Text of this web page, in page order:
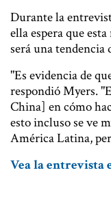
Durante la
ella espera que
será una tendencia
"Es evidencia de
respondió Myers.
China] en cómo
esto incluso se ve
América Latina,
Vea la entrevista